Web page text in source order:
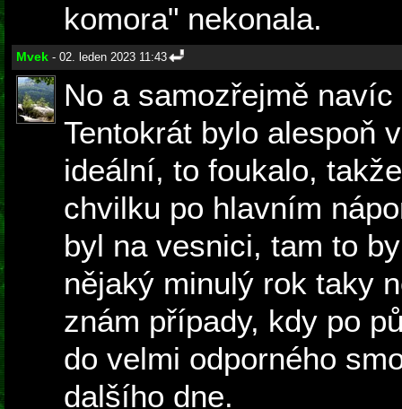
komora" nekonala.
Mvek - 02. leden 2023 11:43
No a samozřejmě
Tentokrát bylo alespoň
ideální, to foukalo,
chvilku po hlavním
byl na vesnici, tam to
nějaký minulý rok taky
znám případy, kdy po
do velmi odporného
dalšího dne.